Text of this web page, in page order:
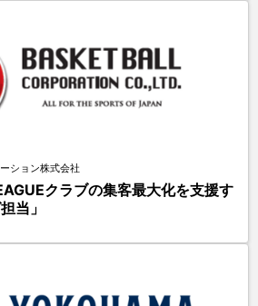
ション株式会社
クラブの集客最大化を支援す
当」